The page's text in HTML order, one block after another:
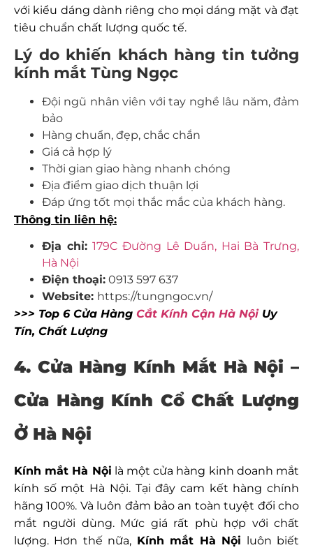
với kiểu dáng dành riêng cho mọi dáng mặt và đạt
tiêu chuẩn chất lượng quốc tế.
Lý do khiến khách hàng tin tưởng
kính mắt Tùng Ngọc
Đội ngũ nhân viên với tay nghề lâu năm, đảm
bảo
Hàng chuẩn, đẹp, chắc chắn
Giá cả hợp lý
Thời gian giao hàng nhanh chóng
Địa điểm giao dịch thuận lợi
Đáp ứng tốt mọi thắc mắc của khách hàng.
Thông tin liên hệ:
Địa chỉ:179C Đường Lê Duẩn, Hai Bà Trưng,
Hà Nội
Điện thoại: 0913 597 637
Website: https://tungngoc.vn/
>>> Top 6 Cửa Hàng Cắt Kính Cận Hà NộiUy
Tín, Chất Lượng
4. Cửa Hàng Kính Mắt Hà Nội –
Cửa Hàng Kính Cổ Chất Lượng
Ở Hà Nội
Kính mắt Hà Nội là một cửa hàng kinh doanh mắt
kính số một Hà Nội. Tại đây cam kết hàng chính
hãng 100%. Và luôn đảm bảo an toàn tuyệt đối cho
mắt người dùng. Mức giá rất phù hợp với chất
lượng. Hơn thế nữa, Kính mắt Hà Nội luôn biết